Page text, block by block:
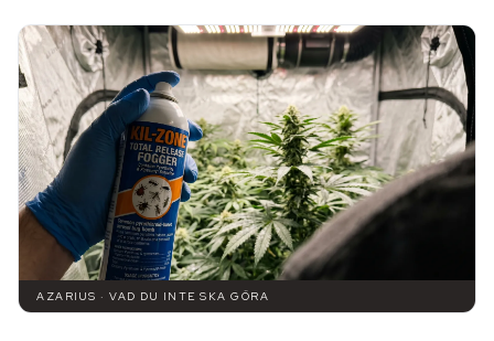
AZARIUS · VAD DU INTE SKA GÖRA